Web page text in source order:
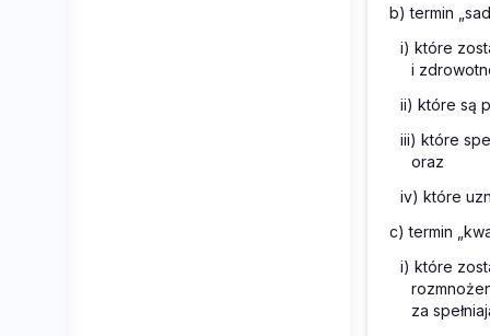
b) termin
i) które
i
ii) które są
iii) które
oraz
iv) które
c) termin
i) które
za